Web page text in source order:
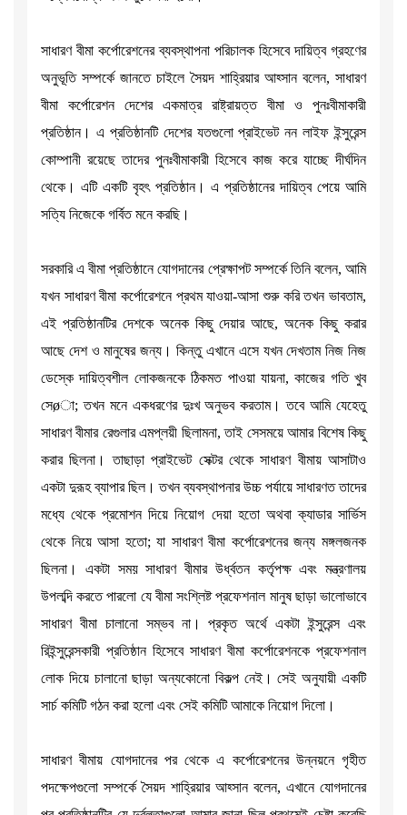
সাধারণ বীমা কর্পোরেশনের ব্যবস্থাপনা পরিচালক হিসেবে দায়িত্ব গ্রহণের
অনুভূতি সম্পর্কে জানতে চাইলে সৈয়দ শাহ্রিয়ার আহ্সান বলেন, সাধারণ
বীমা কর্পোরেশন দেশের একমাত্র রাষ্ট্রায়ত্ত বীমা ও পুনঃবীমাকারী
প্রতিষ্ঠান। এ প্রতিষ্ঠানটি দেশের যতগুলো প্রাইভেট নন লাইফ ইন্সুরেন্স
কোম্পানী রয়েছে তাদের পুনঃবীমাকারী হিসেবে কাজ করে যাচ্ছে দীর্ঘদিন
থেকে। এটি একটি বৃহৎ প্রতিষ্ঠান। এ প্রতিষ্ঠানের দায়িত্ব পেয়ে আমি
সত্যি নিজেকে গর্বিত মনে করছি।
সরকারি এ বীমা প্রতিষ্ঠানে যোগদানের প্রেক্ষাপট সম্পর্কে তিনি বলেন, আমি
যখন সাধারণ বীমা কর্পোরেশনে প্রথম যাওয়া-আসা শুরু করি তখন ভাবতাম,
এই প্রতিষ্ঠানটির দেশকে অনেক কিছু দেয়ার আছে, অনেক কিছু করার
আছে দেশ ও মানুষের জন্য। কিন্তু এখানে এসে যখন দেখতাম নিজ নিজ
ডেস্কে দায়িত্বশীল লোকজনকে ঠিকমত পাওয়া যায়না, কাজের গতি খুব
সেøা; তখন মনে একধরণের দুঃখ অনুভব করতাম। তবে আমি যেহেতু
সাধারণ বীমার রেগুলার এমপ্লয়ী ছিলামনা, তাই সেসময়ে আমার বিশেষ কিছু
করার ছিলনা। তাছাড়া প্রাইভেট সেক্টর থেকে সাধারণ বীমায় আসাটাও
একটা দুরূহ ব্যাপার ছিল। তখন ব্যবস্থাপনার উচ্চ পর্যায়ে সাধারণত তাদের
মধ্যে থেকে প্রমোশন দিয়ে নিয়োগ দেয়া হতো অথবা ক্যাডার সার্ভিস
থেকে নিয়ে আসা হতো; যা সাধারণ বীমা কর্পোরেশনের জন্য মঙ্গলজনক
ছিলনা। একটা সময় সাধারণ বীমার উর্ধ্বতন কর্তৃপক্ষ এবং মন্ত্রণালয়
উপলব্দি করতে পারলো যে বীমা সংশ্লিষ্ট প্রফেশনাল মানুষ ছাড়া ভালোভাবে
সাধারণ বীমা চালানো সম্ভব না। প্রকৃত অর্থে একটা ইন্সুরেন্স এবং
রিইন্সুরেন্সকারী প্রতিষ্ঠান হিসেবে সাধারণ বীমা কর্পোরেশনকে প্রফেশনাল
লোক দিয়ে চালানো ছাড়া অন্যকোনো বিকল্প নেই। সেই অনুযায়ী একটি
সার্চ কমিটি গঠন করা হলো এবং সেই কমিটি আমাকে নিয়োগ দিলো।
সাধারণ বীমায় যোগদানের পর থেকে এ কর্পোরেশনের উন্নয়নে গৃহীত
পদক্ষেপগুলো সম্পর্কে সৈয়দ শাহ্রিয়ার আহ্সান বলেন, এখানে যোগদানের